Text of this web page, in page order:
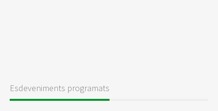
Esdeveniments programats